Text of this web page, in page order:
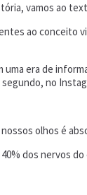
vamos ao
ao conceito
uma era de
no
olhos é
dos nervos